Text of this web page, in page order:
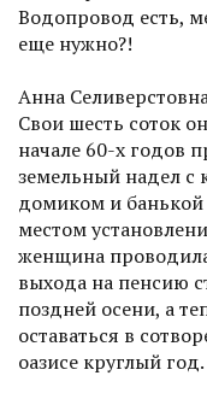
Водопровод есть,
еще нужно?!
Анна
Свои шесть соток
начале 60-х годов
земельный надел
домиком и
местом
женщина
выхода на пенсию
поздней осени, а
оставаться в
оазисе круглый год.